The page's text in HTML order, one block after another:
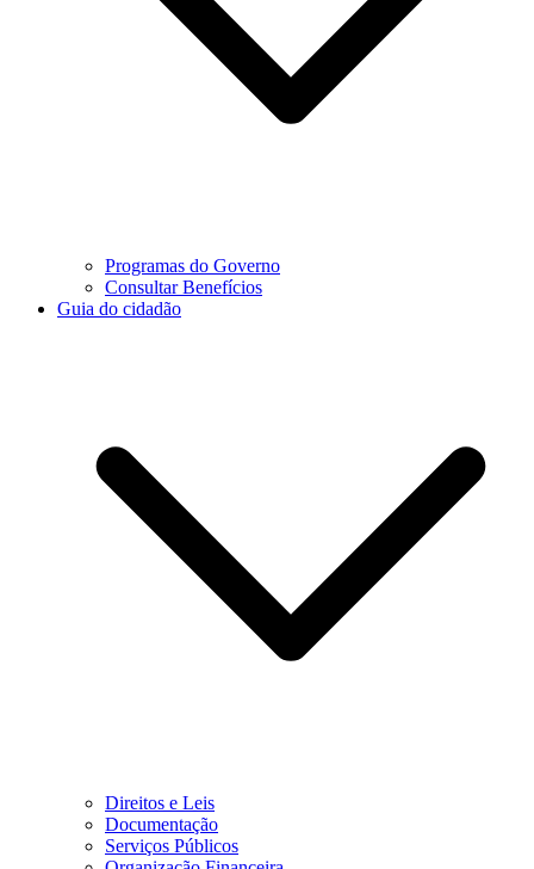
Programas do Governo
Consultar Benefícios
Guia do cidadão
Direitos e Leis
Documentação
Serviços Públicos